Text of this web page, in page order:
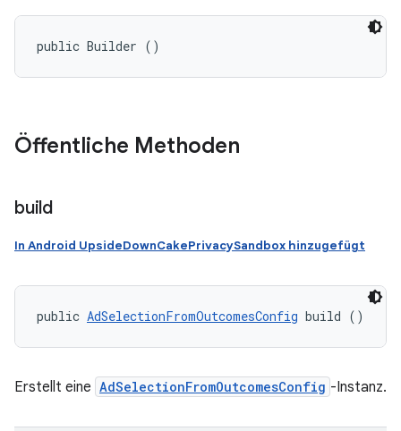
public Builder ()
Öffentliche Methoden
build
In Android UpsideDownCakePrivacySandbox hinzugefügt
public AdSelectionFromOutcomesConfig build ()
Erstellt eine AdSelectionFromOutcomesConfig -Instanz.